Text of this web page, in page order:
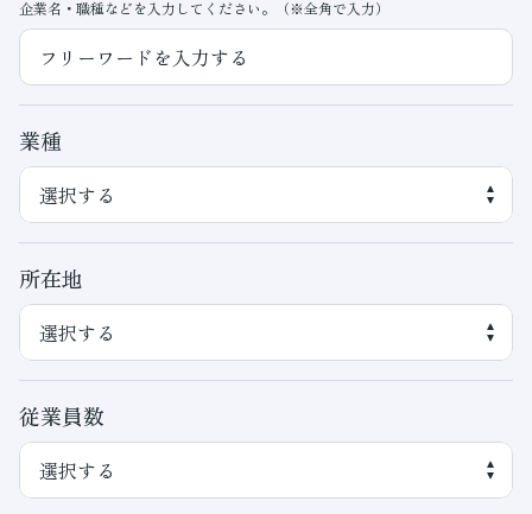
企業名・職種などを入力してください。（※全角で入力）
業種
所在地
従業員数